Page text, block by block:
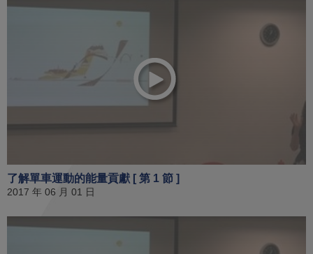
了解單車運動的能量貢獻 [ 第 1 節 ]
2017 年 06 月 01 日